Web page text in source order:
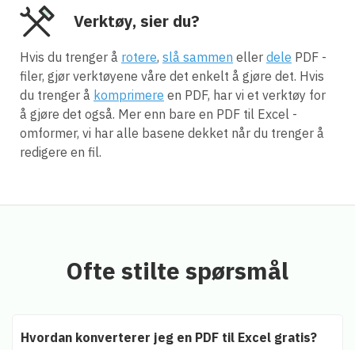
Verktøy, sier du?
Hvis du trenger å rotere, slå sammen eller dele PDF -
filer, gjør verktøyene våre det enkelt å gjøre det. Hvis
du trenger å komprimere en PDF, har vi et verktøy for
å gjøre det også. Mer enn bare en PDF til Excel -
omformer, vi har alle basene dekket når du trenger å
redigere en fil.
Ofte stilte spørsmål
Hvordan konverterer jeg en PDF til Excel gratis?